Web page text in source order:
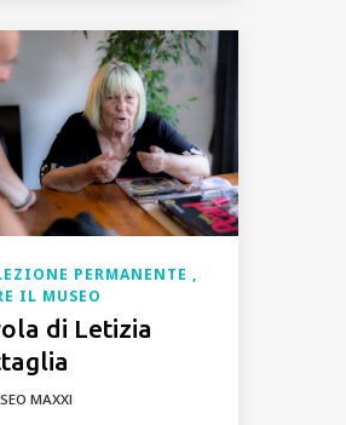
PERMANENTE
IL MUSEO
di Letizia
MAXXI